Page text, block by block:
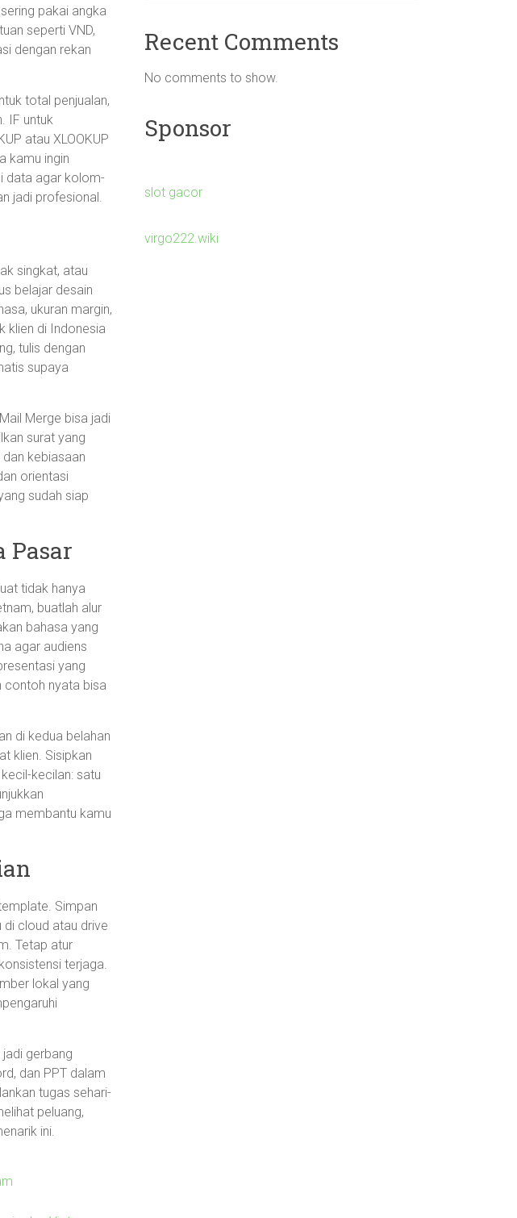
pakai angka
seperti VND,
dengan rekan
total penjualan,
IF untuk
atau XLOOKUP
kamu ingin
data agar kolom-
jadi profesional.
singkat, atau
belajar desain
ukuran margin,
klien di Indonesia
tulis dengan
supaya
Merge bisa jadi
surat yang
kebiasaan
orientasi
sudah siap
Pasar
tidak hanya
buatlah alur
bahasa yang
agar audiens
yang
contoh nyata bisa
di kedua belahan
klien. Sisipkan
kecilan: satu
membantu kamu
Simpan
di cloud atau drive
Tetap atur
terjaga.
lokal yang
jadi gerbang
dan PPT dalam
tugas sehari-
peluang,
ini.
Recent Comments
No comments to show.
Sponsor
slot gacor
virgo222.wiki